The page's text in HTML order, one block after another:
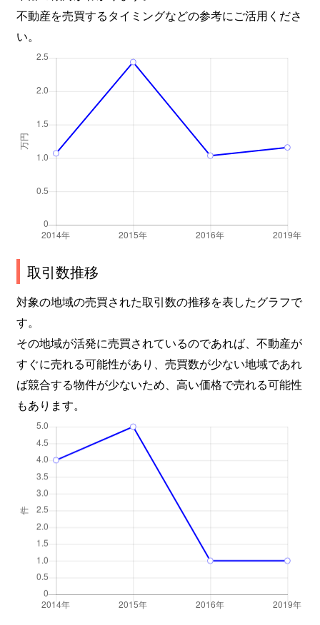
不動産を売買するタイミングなどの参考にご活用くださ
い。
取引数推移
対象の地域の売買された取引数の推移を表したグラフで
す。
その地域が活発に売買されているのであれば、不動産が
すぐに売れる可能性があり、売買数が少ない地域であれ
ば競合する物件が少ないため、高い価格で売れる可能性
もあります。